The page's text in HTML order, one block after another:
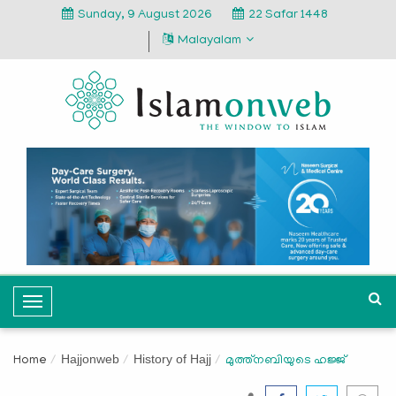
Sunday, 9 August 2026
22 Safar 1448
Malayalam
T
o
g
Home Hajjonweb History of Hajj മുത്ത്‌നബിയുടെ ഹജ്ജ്